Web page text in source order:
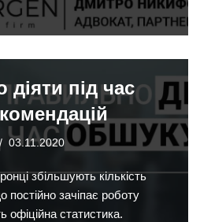
під час
03.11.2020
збільшують кількість
зачіпає роботу
офіційна статистика.